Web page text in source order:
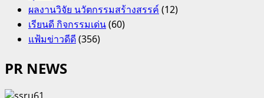
ผลงานวิจัย นวัตกรรมสร้างสรรค์(12)
เรียนดี กิจกรรมเด่น(60)
แฟ้มข่าวดีดี(356)
PR NEWS